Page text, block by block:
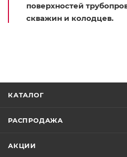
поверхностей
скважин и колодцев.
КАТАЛОГ
РАСПРОДАЖА
АКЦИИ